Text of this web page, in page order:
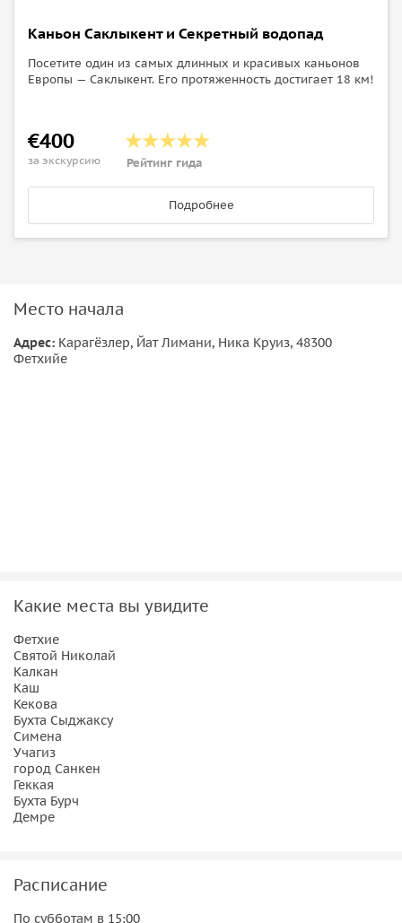
Каньон Саклыкент и Секретный водопад
Посетите один из самых длинных и красивых каньонов
Европы — Саклыкент. Его протяженность достигает 18 км!
€400
за экскурсию Рейтинг гида
Подробнее
Место начала
Адрес: Карагёзлер, Йат Лимани, Ника Круиз, 48300
Фетхийе
Какие места вы увидите
Фетхие
Святой Николай
Калкан
Каш
Кекова
Бухта Сыджаксу
Симена
Учагиз
город Санкен
Геккая
Бухта Бурч
Демре
Расписание
По субботам в 15:00